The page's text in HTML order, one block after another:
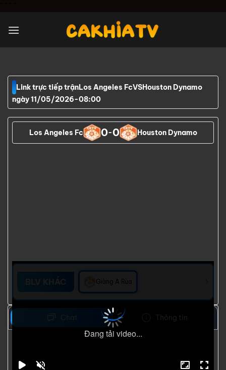
nội
Link trực tiếp trậnLos Angeles FcVSHouston Dynamo
ngày 11/05/2026-08:00
Los Angeles Fc 0-0 Houston Dynamo
Đang tải video...
BLV KHÁC Giàng A Rùa
Chat Thông tin